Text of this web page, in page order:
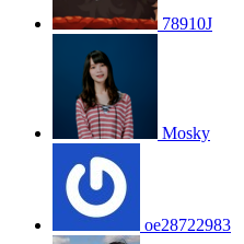
78910J
Mosky
oe28722983